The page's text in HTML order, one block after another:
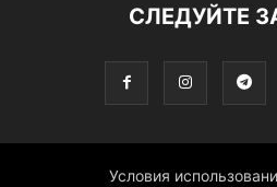
СЛЕДУЙТЕ
Условия